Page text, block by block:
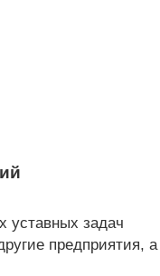
уставных задач
предприятия, а